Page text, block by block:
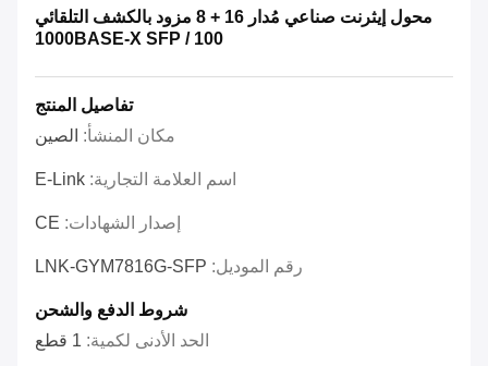
محول إيثرنت صناعي مُدار 16 + 8 مزود بالكشف التلقائي
100 / 1000BASE-X SFP
تفاصيل المنتج
مكان المنشأ: الصين
اسم العلامة التجارية: E-Link
إصدار الشهادات: CE
رقم الموديل: LNK-GYM7816G-SFP
شروط الدفع والشحن
الحد الأدنى لكمية: 1 قطع